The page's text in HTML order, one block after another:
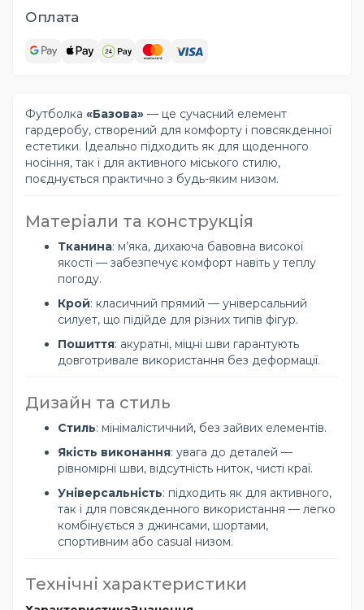
Оплата
Футболка «Базова» — це сучасний елемент
гардеробу, створений для комфорту і повсякденної
естетики. Ідеально підходить як для щоденного
носіння, так і для активного міського стилю,
поєднується практично з будь-яким низом.
Матеріали та конструкція
Тканина: м’яка, дихаюча бавовна високої
якості — забезпечує комфорт навіть у теплу
погоду.
Крой: класичний прямий — універсальний
силует, що підійде для різних типів фігур.
Пошиття: акуратні, міцні шви гарантують
довготривале використання без деформації.
Дизайн та стиль
Стиль: мінімалістичний, без зайвих елементів.
Якість виконання: увага до деталей —
рівномірні шви, відсутність ниток, чисті краї.
Універсальність: підходить як для активного,
так і для повсякденного використання — легко
комбінується з джинсами, шортами,
спортивним або casual низом.
Технічні характеристики